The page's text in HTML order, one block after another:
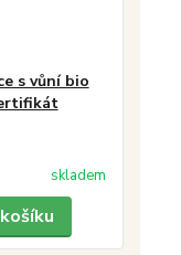
s vůní bio
skladem